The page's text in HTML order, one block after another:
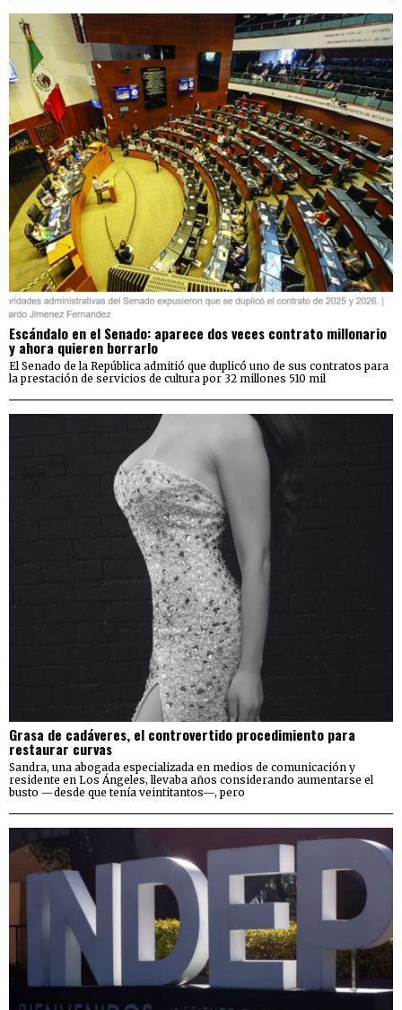
Escándalo en el Senado: aparece dos veces contrato millonario
y ahora quieren borrarlo
El Senado de la República admitió que duplicó uno de sus contratos para
la prestación de servicios de cultura por 32 millones 510 mil
Grasa de cadáveres, el controvertido procedimiento para
restaurar curvas
Sandra, una abogada especializada en medios de comunicación y
residente en Los Ángeles, llevaba años considerando aumentarse el
busto —desde que tenía veintitantos—, pero